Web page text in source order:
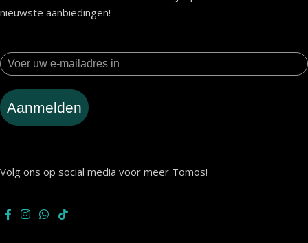
nieuwste aanbiedingen!
Aanmelden
Volg ons op social media voor meer Tomos!